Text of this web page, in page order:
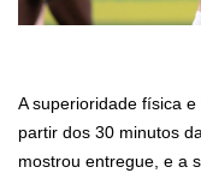
A superioridade física
partir dos 30 minutos
mostrou entregue, e a